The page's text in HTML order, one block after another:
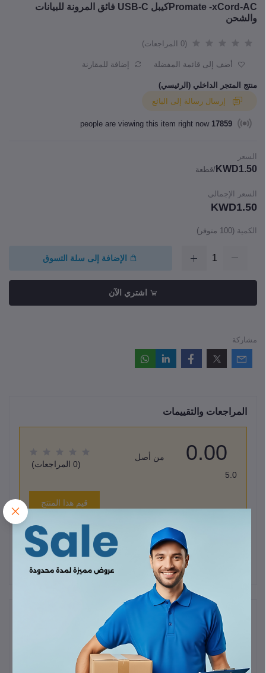
Promate -xCord-ACكيبل USB-C فائق المرونة للبيانات
والشحن
(0 المراجعات)
أضف إلى قائمة المفضلة إضافة للمقارنة
منتج المتجر الداخلي (الرئيسي)
17859
السعر
KWD1.50 /قطعة
السعر الإجمالي
KWD1.50
الكمية (
100 متوفر)
الإضافة إلى سلة التسوق
اشتري الآن
مشاركة
المراجعات والتقييمات
0.00
من أصل
5.0
(0 المراجعات)
قيم هذا المنتج
لا يوجد هناك مراجعات لهذا المنتج حتى الآن.
وصف